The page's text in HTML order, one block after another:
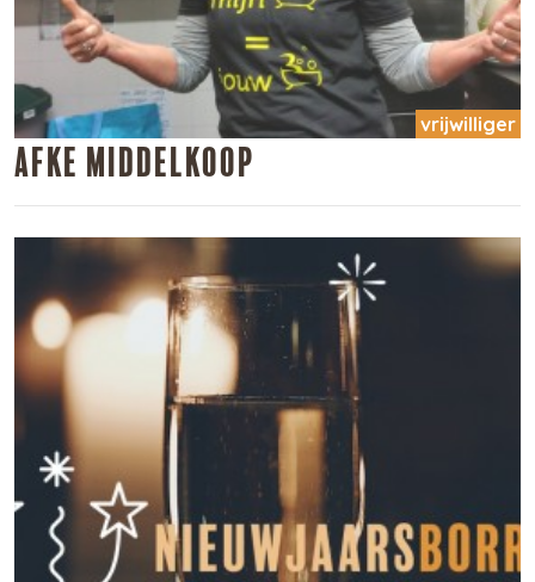
vrijwilliger
Afke Middelkoop